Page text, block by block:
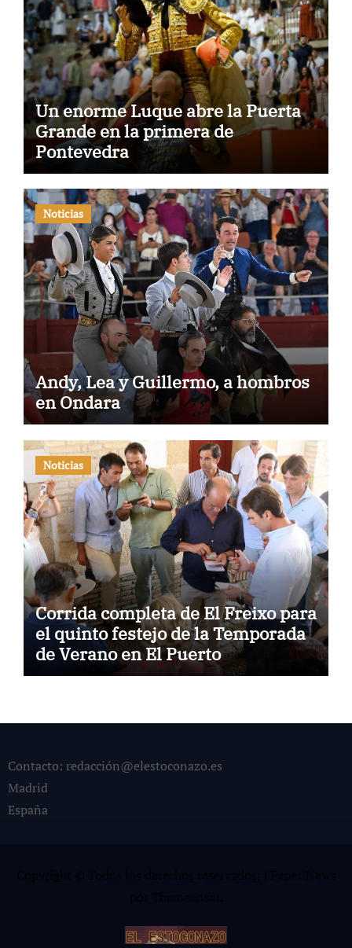
Un enorme Luque abre la Puerta
Grande en la primera de
Pontevedra
Noticias
Andy, Lea y Guillermo, a hombros
en Ondara
Noticias
Corrida completa de El Freixo para
el quinto festejo de la Temporada
de Verano en El Puerto
Contacto: redacción@elestoconazo.es
Madrid
España